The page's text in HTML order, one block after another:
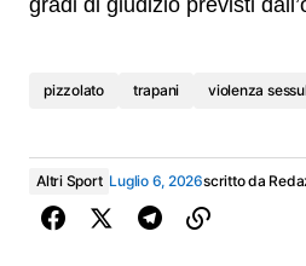
gradi di giudizio previsti
pizzolato trapani violenza
Altri Sport Luglio 6, 2026scritto da